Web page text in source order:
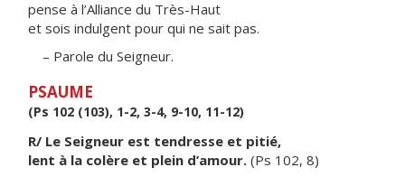
pense à l’Alliance du Très-Haut
et sois indulgent pour qui ne sait pas.
– Parole du Seigneur.
PSAUME
(Ps 102 (103), 1-2, 3-4, 9-10, 11-12)
R/ Le Seigneur est tendresse et pitié,
lent à la colère et plein d’amour. (Ps 102, 8)